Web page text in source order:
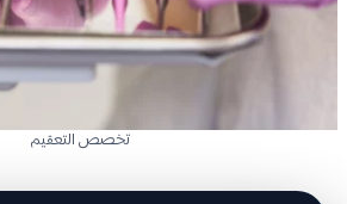
تخصص التعقيم